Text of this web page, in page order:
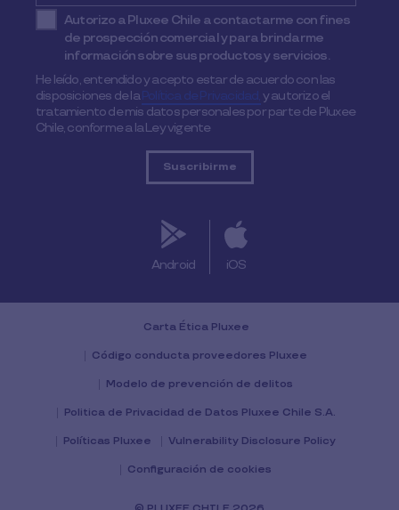
Autorizo a Pluxee Chile a contactarme con fines
de prospección comercial y para brindarme
información sobre sus productos y servicios.
He leído, entendido y acepto estar de acuerdo con las
disposiciones de laPolítica de Privacidad,y autorizo el
tratamiento de mis datos personales por parte de Pluxee
Chile, conforme a la Ley vigente
Android iOS
Carta Ética Pluxee
Código conducta proveedores Pluxee
Modelo de prevención de delitos
Politica de Privacidad de Datos Pluxee Chile S.A.
Políticas Pluxee Vulnerability Disclosure Policy
Configuración de cookies